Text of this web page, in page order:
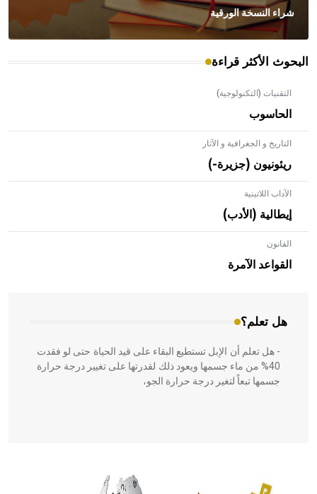
شراء النسخة الورقية
البحوث الأكثر قراءة
التقنيات (التكنولوجية)
الحاسوب
التاريخ و الجغرافية و الآثار
ريئونيون (جزيرة-)
الآداب اللاتينية
إيطالية (الأدب)
القانون
القواعد الآمرة
هل تعلم؟
- هل تعلم أن الأبلق نوع من الفنون الهندسية التي ارتبطت
بالعمارة الإسلامية في بلاد الشام ومصر خاصة، حيث يحرص
المعمار على بناء مداميكه وخاصة في الواجهات
- هل تعلم أن الإبل تستطيع البقاء على قيد الحياة حتى لو فقدت
40% من ماء جسمها ويعود ذلك لقدرتها على تغيير درجة حرارة
جسمها تبعاً لتغير درجة حرارة الجو،
الحكم، الأدلة، تنظيم التغذية، ورسالته في جروح الرأس. ويعود
له الفضل بأنه حرر الطب من الدين والفلسفة.